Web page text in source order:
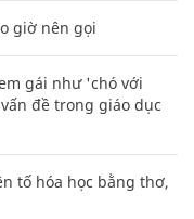
giờ nên gọi
gái như 'chó với
đề trong giáo dục
tố hóa học bằng thơ,